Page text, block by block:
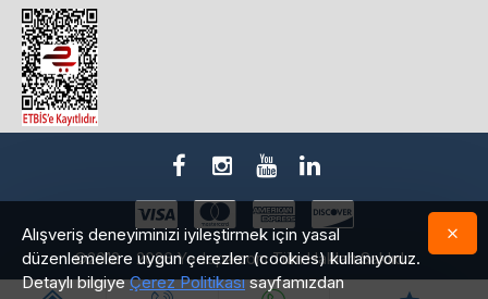
Alışveriş deneyiminizi iyileştirmek için yasal
düzenlemelere uygun çerezler (cookies) kullanıyoruz.
Detaylı bilgiyeÇerez Politikasısayfamızdan
©2018 - 2026 Yedepa.com Tüm Hakları Saklıdır.